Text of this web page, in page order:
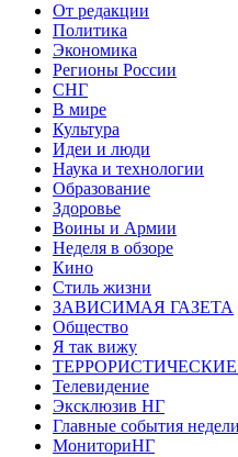
От редакции
Политика
Экономика
Регионы России
СНГ
В мире
Культура
Идеи и люди
Наука и технологии
Образование
Здоровье
Воины и Армии
Неделя в обзоре
Кино
Стиль жизни
ЗАВИСИМАЯ ГАЗЕТА
Общество
Я так вижу
Телевидение
Эксклюзив НГ
Главные события
МониториНГ